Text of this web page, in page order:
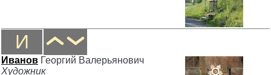
И
Иванов Георгий Валерьянович
Художник